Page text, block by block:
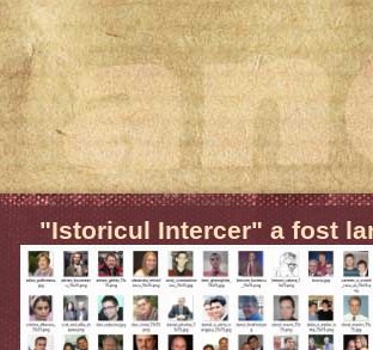
"Istoricul Intercer" a fost